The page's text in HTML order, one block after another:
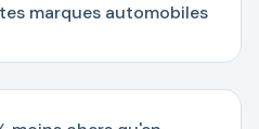
marques automobiles